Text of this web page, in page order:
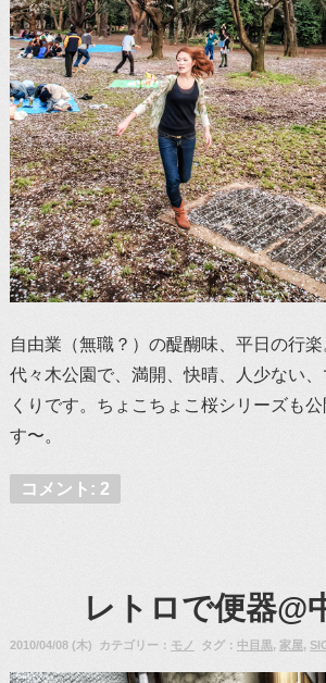
自由業（無職？）の醍醐味、平日の行
代々木公園で、満開、快晴、人少ない、
くりです。ちょこちょこ桜シリーズも公
す〜。
コメント: 2
レトロで便器@
2010/04/08 (木) カテゴリー： モノ タグ： 中目黒, 家屋,